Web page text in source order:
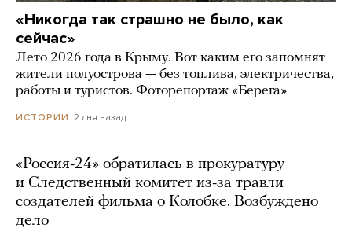
«Никогда так страшно не было, как
сейчас»
Лето 2026 года в Крыму. Вот каким его запомнят
жители полуострова — без топлива, электричества,
работы и туристов. Фоторепортаж «Берега»
ИСТОРИИ 2 дня назад
«Россия-24» обратилась в прокуратуру
и Следственный комитет из-за травли
создателей фильма о Колобке. Возбуждено
дело